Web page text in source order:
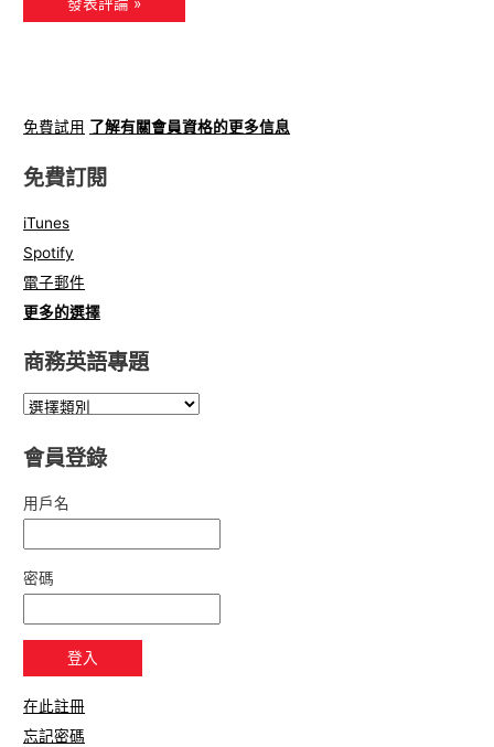
免費試用 了解有關會員資格的更多信息
免費訂閱
iTunes
Spotify
電子郵件
更多的選擇
商務英語專題
會員登錄
用戶名
密碼
在此註冊
忘記密碼